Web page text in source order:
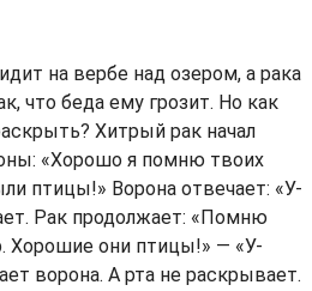
на вербе над озером, а рака
что беда ему грозит. Но как
Хитрый рак начал
«Хорошо я помню твоих
птицы!» Ворона отвечает: «У-
Рак продолжает: «Помню
Хорошие они птицы!» — «У-
ворона. А рта не раскрывает.